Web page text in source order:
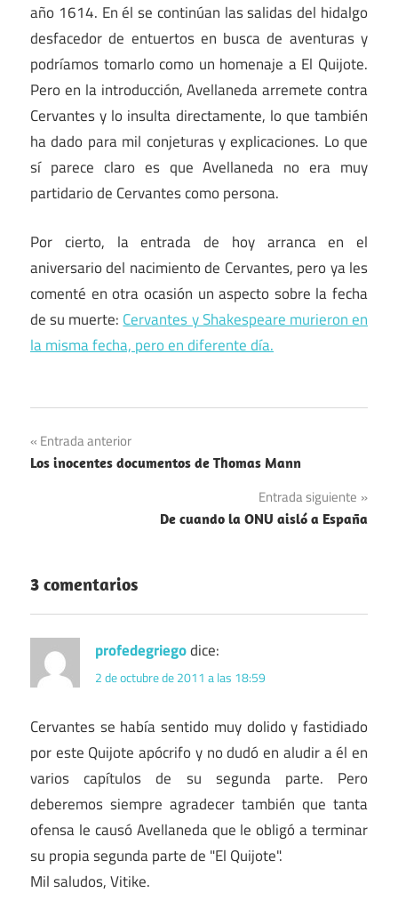
año 1614. En él se continúan las salidas del hidalgo
desfacedor de entuertos en busca de aventuras y
podríamos tomarlo como un homenaje a El Quijote.
Pero en la introducción, Avellaneda arremete contra
Cervantes y lo insulta directamente, lo que también
ha dado para mil conjeturas y explicaciones. Lo que
sí parece claro es que Avellaneda no era muy
partidario de Cervantes como persona.
Por cierto, la entrada de hoy arranca en el
aniversario del nacimiento de Cervantes, pero ya les
comenté en otra ocasión un aspecto sobre la fecha
de su muerte: Cervantes y Shakespeare murieron en
la misma fecha, pero en diferente día.
Navegación
de
Entrada anterior
Los inocentes documentos de Thomas Mann
Entrada siguiente
De cuando la ONU aisló a España
3 comentarios
profedegriegodice:
2 de octubre de 2011 a las 18:59
Cervantes se había sentido muy dolido y fastidiado
por este Quijote apócrifo y no dudó en aludir a él en
varios capítulos de su segunda parte. Pero
deberemos siempre agradecer también que tanta
ofensa le causó Avellaneda que le obligó a terminar
su propia segunda parte de "El Quijote".
Mil saludos, Vitike.